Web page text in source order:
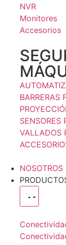
NVR
Monitores
Accesorios
BARRERAS
SENSORES
VALLADOS
NOSOTROS